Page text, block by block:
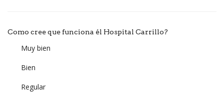
Como cree que funciona él Hospital Carrillo?
Muy bien
Bien
Regular